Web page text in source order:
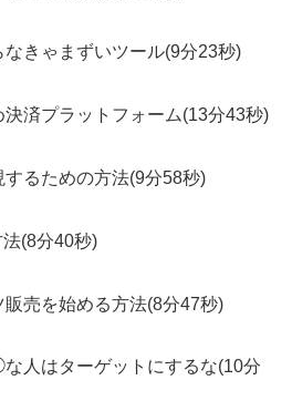
きゃまずいツール(9分23秒)
済プラットフォーム(13分43秒)
るための方法(9分58秒)
(8分40秒)
売を始める方法(8分47秒)
人はターゲットにするな(10分